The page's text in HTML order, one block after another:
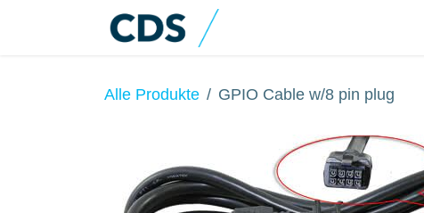
Zum Inhalt springen
Alle Produkte GPIO Cable w/8 pin plug